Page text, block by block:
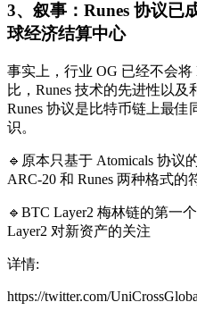
3、 叙事：Runes 协议已
球经济结算中心
事实上，行业 OG 已经不会将
比，Runes 技术的先进性以及
Runes 协议是比特币链上最
识。
🔹原本只基于 Atomicals 协议
ARC-20 和 Runes 两种格式的
🔹BTC Layer2 梅林链的第一
Layer2 对新资产的关注
详情:
https://twitter.com/